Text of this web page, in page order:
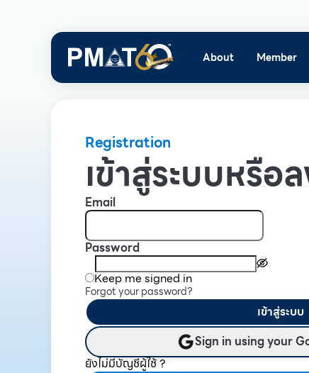
About Member
Registration
เข้าสู่ระบบหรื
Email
Password
Keep me signed in
Forgot your password?
เข้าสู่ระบบ
Sign in using your
ยังไม่มีบัญชีผู้ใช้ ?